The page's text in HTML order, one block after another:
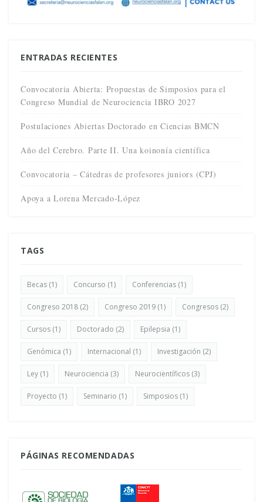
ENTRADAS RECIENTES
Convocatoria Abierta: Propuestas de Simposios para el
Congreso Mundial de Neurociencia IBRO 2027
Postulaciones Abiertas Doctorado en Ciencias BMCN
Año del Cerebro. Parte II. Una koinonía científica
Convocatoria – Cátedras de profesores juniors (CPJ)
Apoya a Lorena Mercado-López
TAGS
Becas (1) Concurso (1) Conferencias (1)
Congreso 2018 (2) Congreso 2019 (1) Congresos (2)
Cursos (1) Doctorado (2) Epilepsia (1)
Genómica (1) Internacional (1) Investigación (2)
Ley (1) Neurociencia (3) Neurocientíficos (3)
Proyecto (1) Seminario (1) Simposios (1)
PÁGINAS RECOMENDADAS